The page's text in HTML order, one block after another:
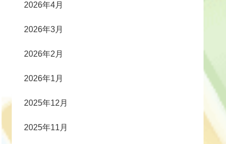
2026年4月
2026年3月
2026年2月
2026年1月
2025年12月
2025年11月